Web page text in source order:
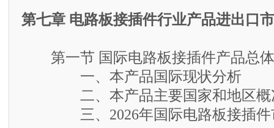
第七章 电路板接插件行业产品进出口
第一节 国际电路板接插件产品总
一、本产品国际现状分析
二、本产品主要国家和地区概
三、2026年国际电路板接插件